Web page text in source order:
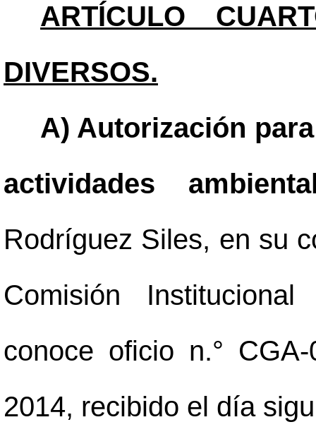
ARTÍCULO
DIVERSOS.
A) Autorización
actividades
Rodríguez Siles, en su
Comisión
conoce oficio n.°
2014, recibido el día